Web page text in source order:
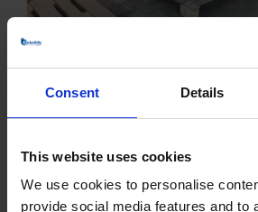
Consent Details
This website uses cookies
We use cookies to personalise
provide social media features and to
VENTILATORER